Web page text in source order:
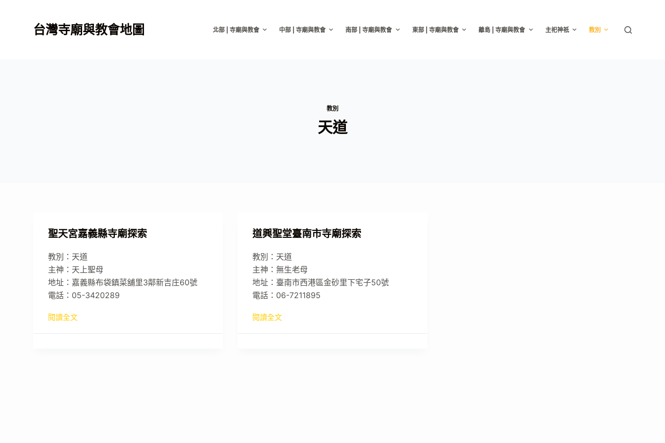
台灣寺廟與教會地圖 北部 | 寺廟與教會 中部 | 寺廟與教會 南部 | 寺廟與教會 東部 | 寺廟與教會 離島 | 寺廟與教會 主祀神祇 教別
教別
天道
聖天宮嘉義縣寺廟探索
教別：天道
主神：天上聖母
地址：嘉義縣布袋鎮菜舖里3鄰新吉庄60號
電話：05-3420289
閱讀全文
道興聖堂臺南市寺廟探索
教別：天道
主神：無生老母
地址：臺南市西港區金砂里下宅子50號
電話：06-7211895
閱讀全文